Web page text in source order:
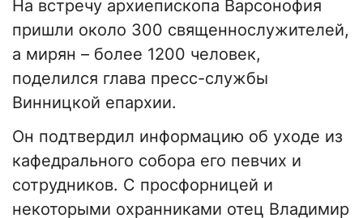
На встречу архиепископа Варсонофия
пришли около 300 священнослужителей,
а мирян – более 1200 человек,
поделился глава пресс-службы
Винницкой епархии.
Он подтвердил информацию об уходе из
кафедрального собора его певчих и
сотрудников. С просфорницей и
некоторыми охранниками отец Владимир